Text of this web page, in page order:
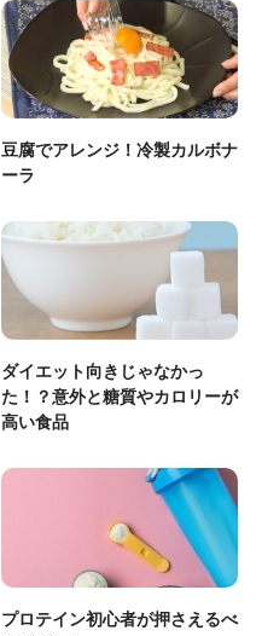
豆腐でアレンジ！冷製カルボナ
ーラ
ダイエット向きじゃなかっ
た！？意外と糖質やカロリーが
高い食品
プロテイン初心者が押さえるべ